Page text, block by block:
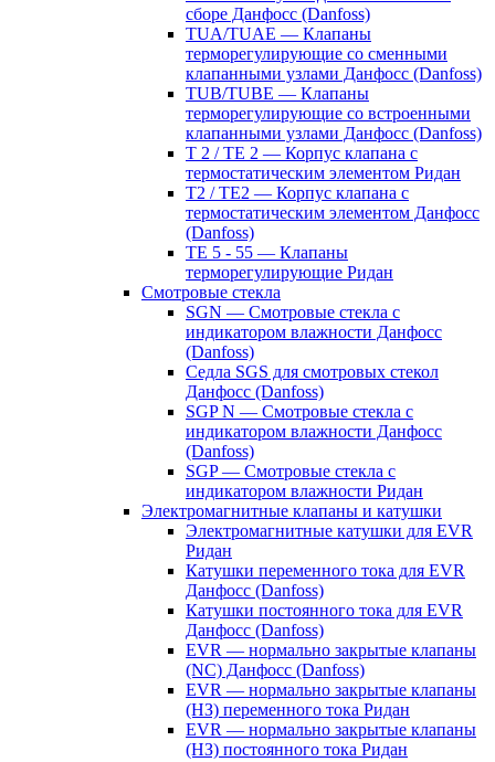
сборе Данфосс (Danfoss)
TUA/TUAE — Клапаны
терморегулирующие со сменными
клапанными узлами Данфосс (Danfoss)
TUB/TUBE — Клапаны
терморегулирующие со встроенными
клапанными узлами Данфосс (Danfoss)
T 2 / TE 2 — Корпус клапана с
термостатическим элементом Ридан
T2 / TE2 — Корпус клапана с
термостатическим элементом Данфосс
(Danfoss)
TE 5 - 55 — Клапаны
терморегулирующие Ридан
Смотровые стекла
SGN — Смотровые стекла с
индикатором влажности Данфосс
(Danfoss)
Седла SGS для смотровых стекол
Данфосс (Danfoss)
SGP N — Смотровые стекла с
индикатором влажности Данфосс
(Danfoss)
SGP — Смотровые стекла с
индикатором влажности Ридан
Электромагнитные клапаны и катушки
Электромагнитные катушки для EVR
Ридан
Катушки переменного тока для EVR
Данфосс (Danfoss)
Катушки постоянного тока для EVR
Данфосс (Danfoss)
EVR — нормально закрытые клапаны
(NC) Данфосс (Danfoss)
EVR — нормально закрытые клапаны
(НЗ) переменного тока Ридан
EVR — нормально закрытые клапаны
(НЗ) постоянного тока Ридан